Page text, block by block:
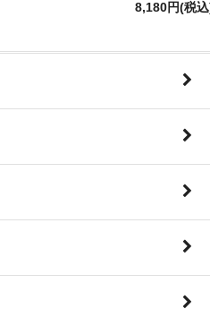
8,180円(税